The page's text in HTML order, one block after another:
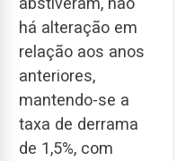
há alteração em
relação aos anos
anteriores,
mantendo-se a
taxa de derrama
de 1,5%, com